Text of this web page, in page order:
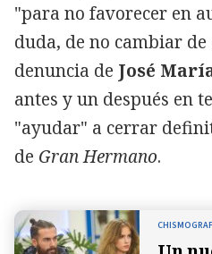
"para no favorecer en
duda, de no cambiar
denuncia de José
antes y un después en
"ayudar" a cerrar
de Gran Hermano.